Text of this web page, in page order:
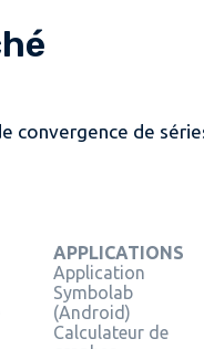
convergence de
APPLICATIONS
Application
Symbolab
(Android)
Calculateur de